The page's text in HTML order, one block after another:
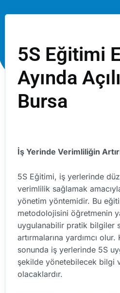
5S Eğitimi
Ayında
Bursa
İş Yerinde Verimliliğin
5S Eğitimi, iş yerlerinde
verimlilik sağlamak
yönetim yöntemidir. Bu
metodolojisini öğretmenin
uygulanabilir pratik bilgiler
artırmalarına yardımcı olur.
sonunda iş yerlerinde 5S
şekilde yönetebilecek bilgi
olacaklardır.